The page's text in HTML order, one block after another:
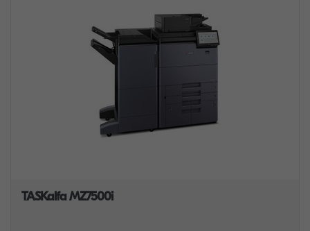
TASKalfa MZ7500i